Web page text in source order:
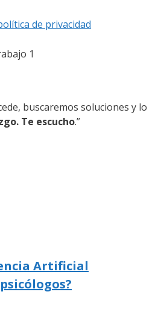
de privacidad
buscaremos soluciones y lo
Te escucho.”
Artificial